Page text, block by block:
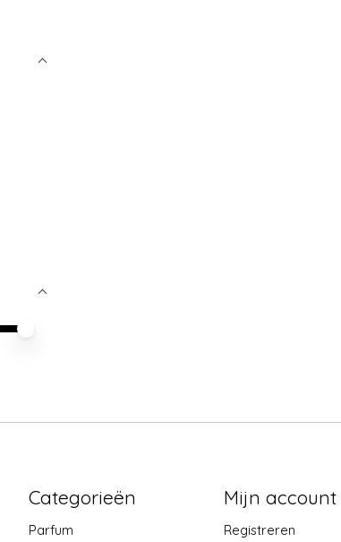
Categorieën
Parfum
Mijn account
Registreren